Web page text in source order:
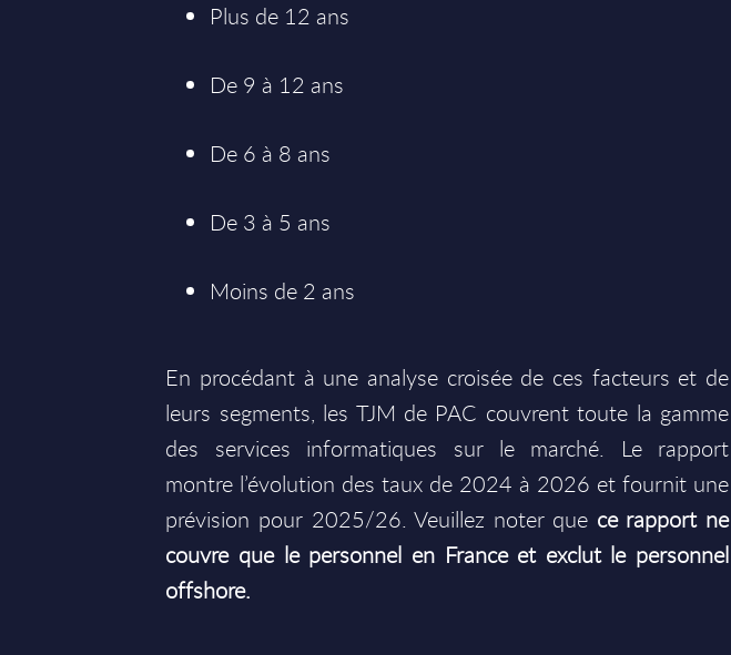
Plus de 12 ans
De 9 à 12 ans
De 6 à 8 ans
De 3 à 5 ans
Moins de 2 ans
En procédant à une analyse croisée de ces facteurs et de
leurs segments, les TJM de PAC couvrent toute la gamme
des services informatiques sur le marché. Le rapport
montre l’évolution des taux de 2024 à 2026 et fournit une
prévision pour 2025/26. Veuillez noter que ce rapport ne
couvre que le personnel en France et exclut le personnel
offshore.